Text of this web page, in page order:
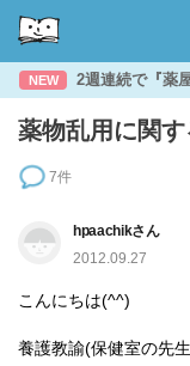
NEW 2週連続で『薬
薬物乱用に関
7件
hpaachikさん
2012.09.27
こんにちは(^^)
養護教諭(保健室の先